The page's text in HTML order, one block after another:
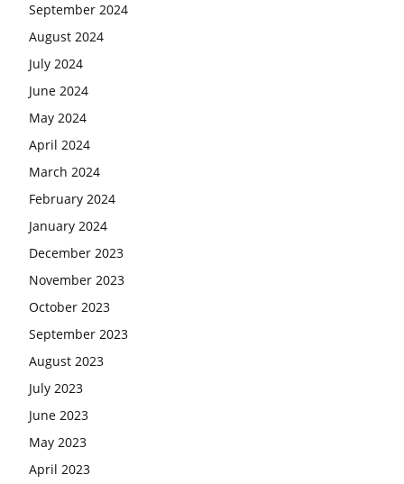
September 2024
August 2024
July 2024
June 2024
May 2024
April 2024
March 2024
February 2024
January 2024
December 2023
November 2023
October 2023
September 2023
August 2023
July 2023
June 2023
May 2023
April 2023